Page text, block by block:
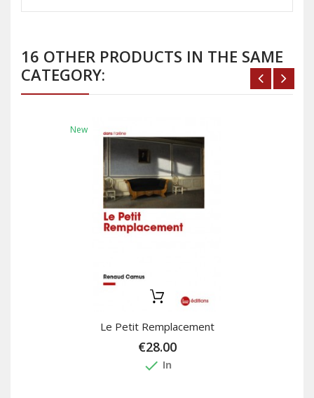
16 OTHER PRODUCTS IN THE SAME
CATEGORY:
New
Le Petit Remplacement
€28.00
done In